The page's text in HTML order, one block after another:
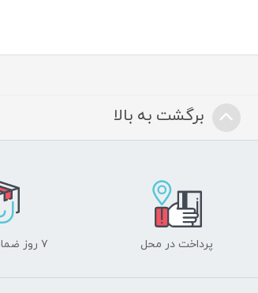
برگشت به بالا
پرداخت در محل ۷ روز ضمانت بازگشت